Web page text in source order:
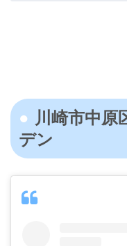
川崎市中原
デン